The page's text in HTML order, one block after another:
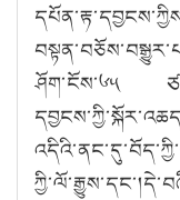
ཤོག་ངོས་༦༥